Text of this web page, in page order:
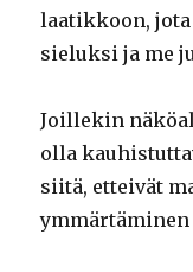
laatikkoon, jota
sieluksi ja me
Joillekin
olla
siitä, etteivät
ymmärtäminen